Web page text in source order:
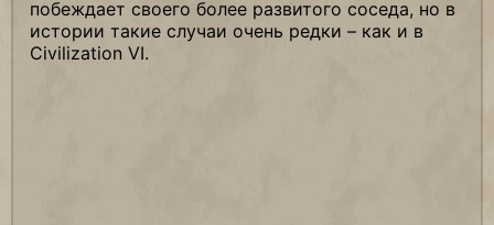
побеждает своего более развитого соседа, но в
истории такие случаи очень редки – как и в
Civilization VI.